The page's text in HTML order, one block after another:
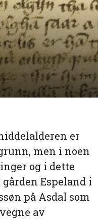
er
men i noen
og i dette
Espeland i
på Asdal som
av